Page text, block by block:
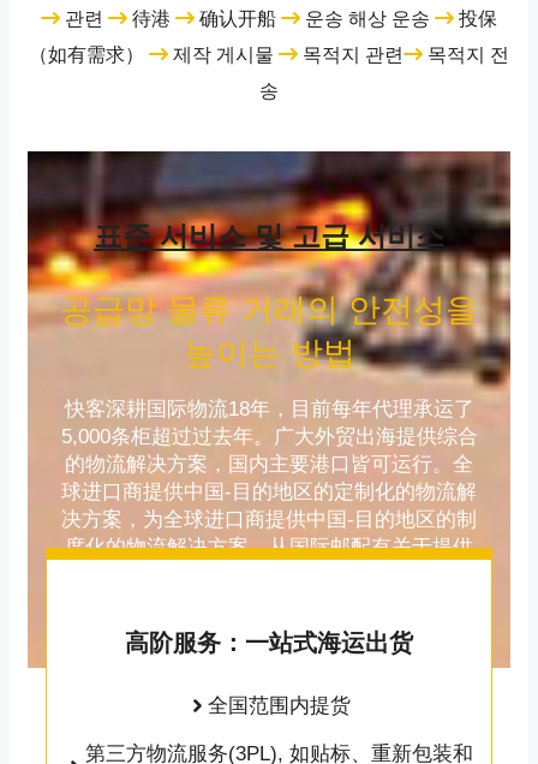
관련
待港 确认开船 운송 해상 운송
投保
（如有需求）
제작 게시물 목적지 관련
목적지 전
송
표준 서비스 및 고급 서비스
공급망 물류 거래의 안전성을
높이는 방법
快客深耕国际物流18年，目前每年代理承运了
5,000条柜超过过去年。广大外贸出海提供综合
的物流解决方案，国内主要港口皆可运行。全
球进口商提供中国-目的地区的定制化的物流解
决方案，为全球进口商提供中国-目的地区的制
度化的物流解决方案，从国际邮配有关于提供
高阶服务：一站式海运出货
全国范围内提货
第三方物流服务(3PL), 如贴标、重新包装和